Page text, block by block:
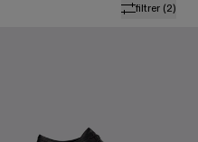
filtrer (2)